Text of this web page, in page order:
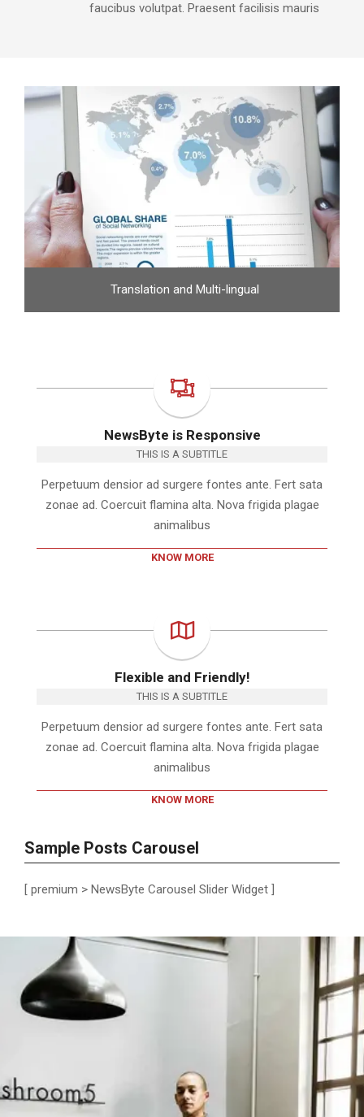
faucibus volutpat. Praesent facilisis mauris
Translation and Multi-lingual
NewsByte is Responsive
THIS IS A SUBTITLE
Perpetuum densior ad surgere fontes ante. Fert sata
zonae ad. Coercuit flamina alta. Nova frigida plagae
animalibus
KNOW MORE
Flexible and Friendly!
THIS IS A SUBTITLE
Perpetuum densior ad surgere fontes ante. Fert sata
zonae ad. Coercuit flamina alta. Nova frigida plagae
animalibus
KNOW MORE
Sample Posts Carousel
[ premium > NewsByte Carousel Slider Widget ]